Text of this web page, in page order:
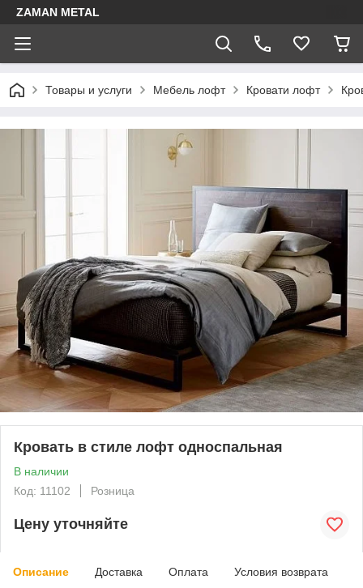
ZAMAN METAL
Товары и услуги Мебель лофт Кровати лофт
Кровать в стиле лофт односпальная
В наличии
Код: 11102
Розница
Цену уточняйте
Описание Доставка Оплата Условия возврата